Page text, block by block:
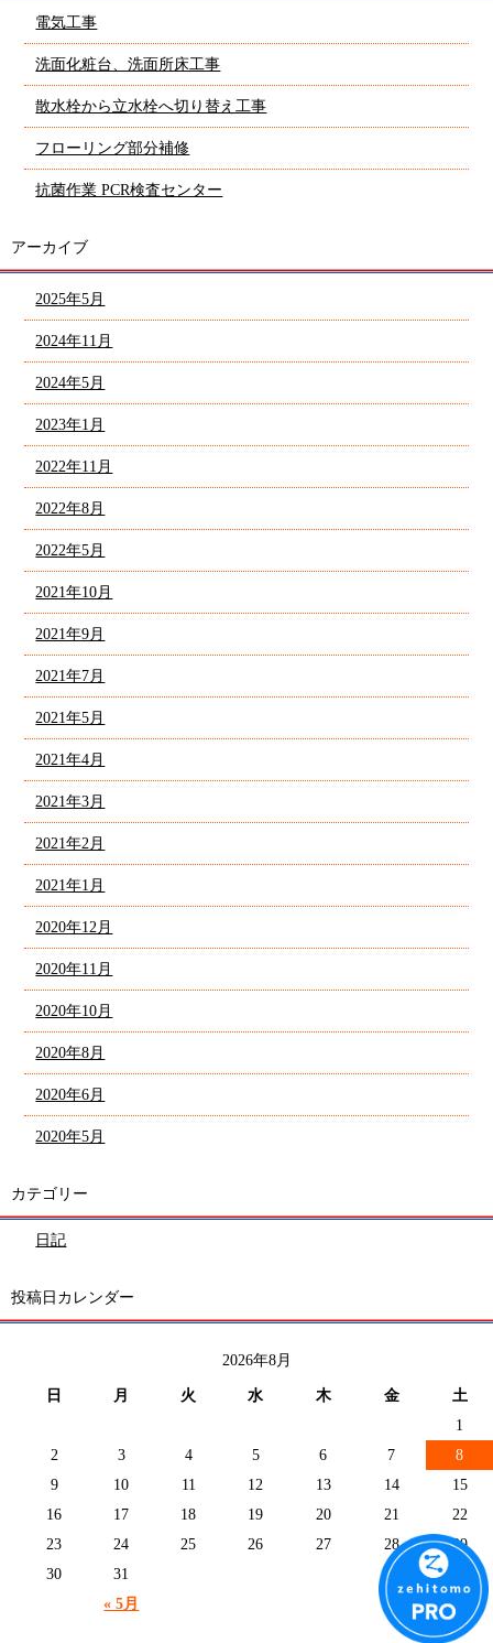
電気工事
洗面化粧台、洗面所床工事
散水栓から立水栓へ切り替え工事
フローリング部分補修
抗菌作業 PCR検査センター
アーカイブ
2025年5月
2024年11月
2024年5月
2023年1月
2022年11月
2022年8月
2022年5月
2021年10月
2021年9月
2021年7月
2021年5月
2021年4月
2021年3月
2021年2月
2021年1月
2020年12月
2020年11月
2020年10月
2020年8月
2020年6月
2020年5月
カテゴリー
日記
投稿日カレンダー
2026年8月
日 月 火 水 木 金 土
« 5月
1
2
3 4 5 6 7
8
9
10 11 12 13 14
15
16
17 18 19 20 21
22
23
24 25 26 27 28
29
30
31